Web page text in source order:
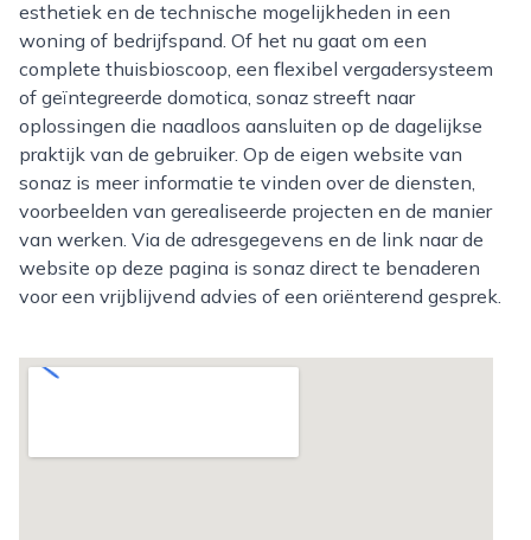
esthetiek en de technische mogelijkheden in een
woning of bedrijfspand. Of het nu gaat om een
complete thuisbioscoop, een flexibel vergadersysteem
of geïntegreerde domotica, sonaz streeft naar
oplossingen die naadloos aansluiten op de dagelijkse
praktijk van de gebruiker. Op de eigen website van
sonaz is meer informatie te vinden over de diensten,
voorbeelden van gerealiseerde projecten en de manier
van werken. Via de adresgegevens en de link naar de
website op deze pagina is sonaz direct te benaderen
voor een vrijblijvend advies of een oriënterend gesprek.